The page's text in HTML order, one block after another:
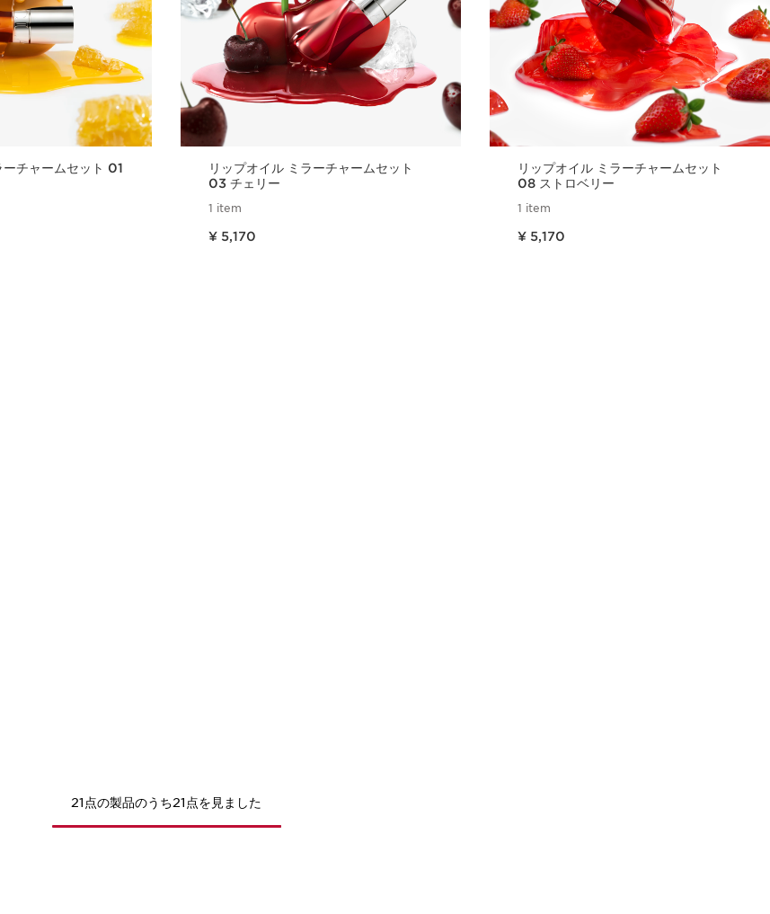
ーチャームセット 01
リップオイル ミラーチャームセット
03 チェリー
1 item
¥ 5,170
リップオイル ミラーチャームセット
08 ストロベリー
1 item
¥ 5,170
21点の製品のうち21点を見ました